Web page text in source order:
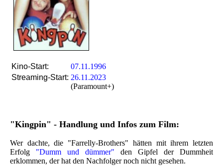
Kino-Start:
07.11.1996
Streaming-Start: 26.11.2023
(Paramount+)
"Kingpin" - Handlung und Infos zum Film:
Wer dachte, die "Farrelly-Brothers" hätten mit ihrem letzten
Erfolg "Dumm und dümmer" den Gipfel der Dummheit
erklommen, der hat den Nachfolger noch nicht gesehen.